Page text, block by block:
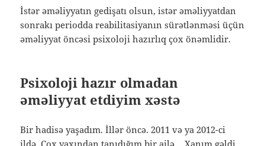
İstər əməliyyatın gedişatı olsun, istər əməliyyatdan
sonrakı periodda reabilitasiyanın sürətlənməsi üçün
əməliyyat öncəsi psixoloji hazırlıq çox önəmlidir.
Psixoloji hazır olmadan
əməliyyat etdiyim xəstə
Bir hadisə yaşadım. İllər öncə. 2011 və ya 2012-ci
ildə. Çox yaxından tanıdığım bir ailə… Xanım gəldi.